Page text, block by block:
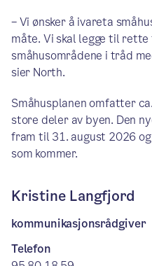
– Vi ønsker å ivareta
måte. Vi skal legge til
småhusområdene i tråd
sier North.
Småhusplanen omfatter
store deler av byen. Den
fram til 31. august 2026
som kommer.
Kristine Langfjord
kommunikasjonsrådgiver
Telefon